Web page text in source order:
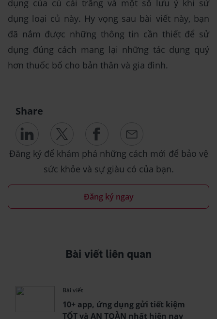
dụng của củ cải trắng và một số lưu ý khi sử
dụng loại củ này. Hy vọng sau bài viết này, bạn
đã nắm được những thông tin cần thiết để sử
dụng đúng cách mang lại những tác dụng quý
hơn thuốc bổ cho bản thân và gia đình.
Share
Đăng ký để khám phá những cách mới để bảo vệ
sức khỏe và sự giàu có của bạn.
Đăng ký ngay
Bài viết liên quan
Bài viết
10+ app, ứng dụng gửi tiết kiệm
TỐT và AN TOÀN nhất hiện nay